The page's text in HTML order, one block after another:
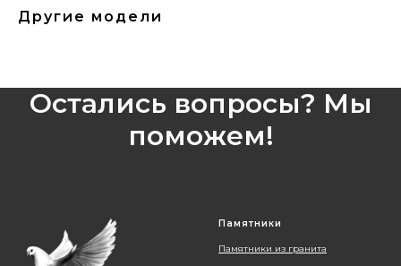
Другие модели
Остались вопросы? Мы
поможем!
и ответим на все ваши вопросы. Оставьте
заявку, и наш специалист свяжется с вами
Памятники
Памятники из гранита